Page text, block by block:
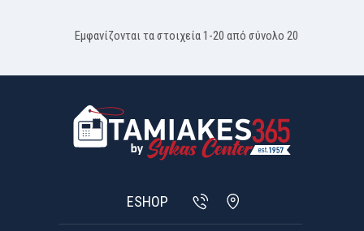
Εμφανίζονται τα στοιχεία 1-20 από σύνολο 20
ESHOP